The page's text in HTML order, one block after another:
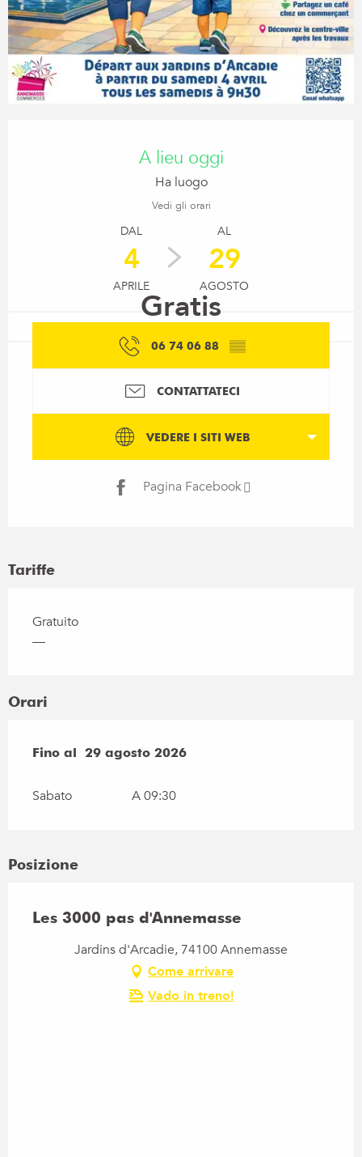
A lieu oggi
Ha luogo
Vedi gli orari
DAL
4
APRILE
AL
29
AGOSTO
Gratis
06 74 06 88 ▒▒
CONTATTATECI
VEDERE I SITI WEB
Pagina Facebook
Tariffe
Gratuito
—
Orari
Dal4 aprile 2026al29 agosto 2026
Fino al 29 agosto 2026
Sabato A 09:30
Posizione
Les 3000 pas d'Annemasse
Jardins d'Arcadie, 74100 Annemasse
Come arrivare
Vado in treno!